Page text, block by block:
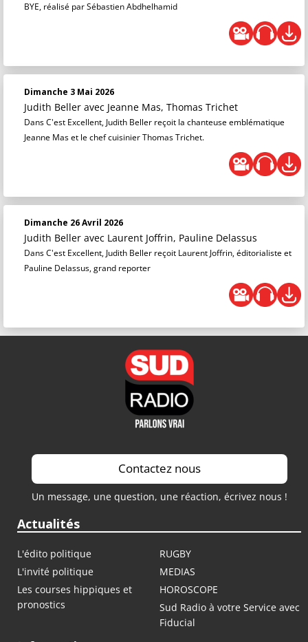
BYE, réalisé par Sébastien Abdhelhamid
Dimanche 3 Mai 2026
Judith Beller avec Jeanne Mas, Thomas Trichet
Dans C'est Excellent, Judith Beller reçoit la chanteuse emblématique
Jeanne Mas et le chef cuisinier Thomas Trichet.
Dimanche 26 Avril 2026
Judith Beller avec Laurent Joffrin, Pauline Delassus
Dans C'est Excellent, Judith Beller reçoit Laurent Joffrin, éditorialiste et
Pauline Delassus, grand reporter
Contactez nous
Un message, une question, une réaction, écrivez nous !
Actualités
L'édito politique
RUGBY
L'invité politique
MEDIAS
Les courses hippiques et
pronostics
HOROSCOPE
Sud Radio à votre Service avec
Fiducial